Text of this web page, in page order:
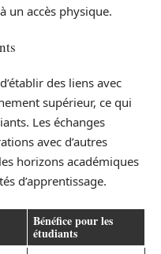
un accès physique.
des liens avec
supérieur, ce qui
Les échanges
avec d’autres
horizons académiques
d’apprentissage.
Bénéfice pour les
étudiants